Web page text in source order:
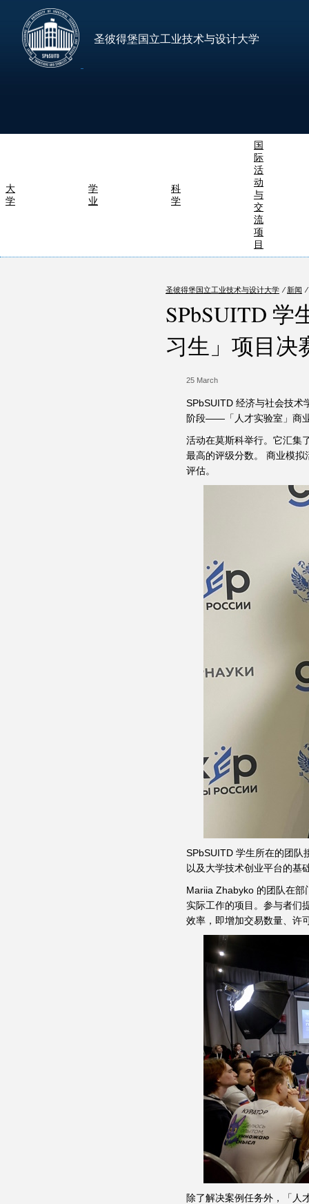
圣彼得堡国立工业技术与设计大学
大
学
学
业
科
学
国
际
活
动
与
交
流
项
目
圣彼得堡国立工业技术与设计大学 ⁄ 新闻 ⁄
SPbSUITD 学
习生」项目决
25 March
SPbSUITD 经济与社会技术
阶段——「人才实验室」商
活动在莫斯科举行。它汇集
最高的评级分数。 商业模
评估。
SPbSUITD 学生所在的团队
以及大学技术创业平台的基
Mariia Zhabyko 的团队在部
实际工作的项目。参与者们
效率，即增加交易数量、许
除了解决案例任务外，「人